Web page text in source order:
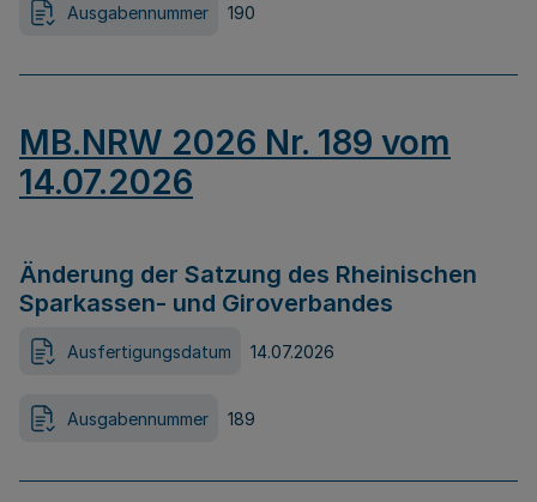
Ausgabennummer 190
MB.NRW 2026 Nr. 189 vom
14.07.2026
Änderung der Satzung des Rheinischen
Sparkassen- und Giroverbandes
Ausfertigungsdatum 14.07.2026
Ausgabennummer 189